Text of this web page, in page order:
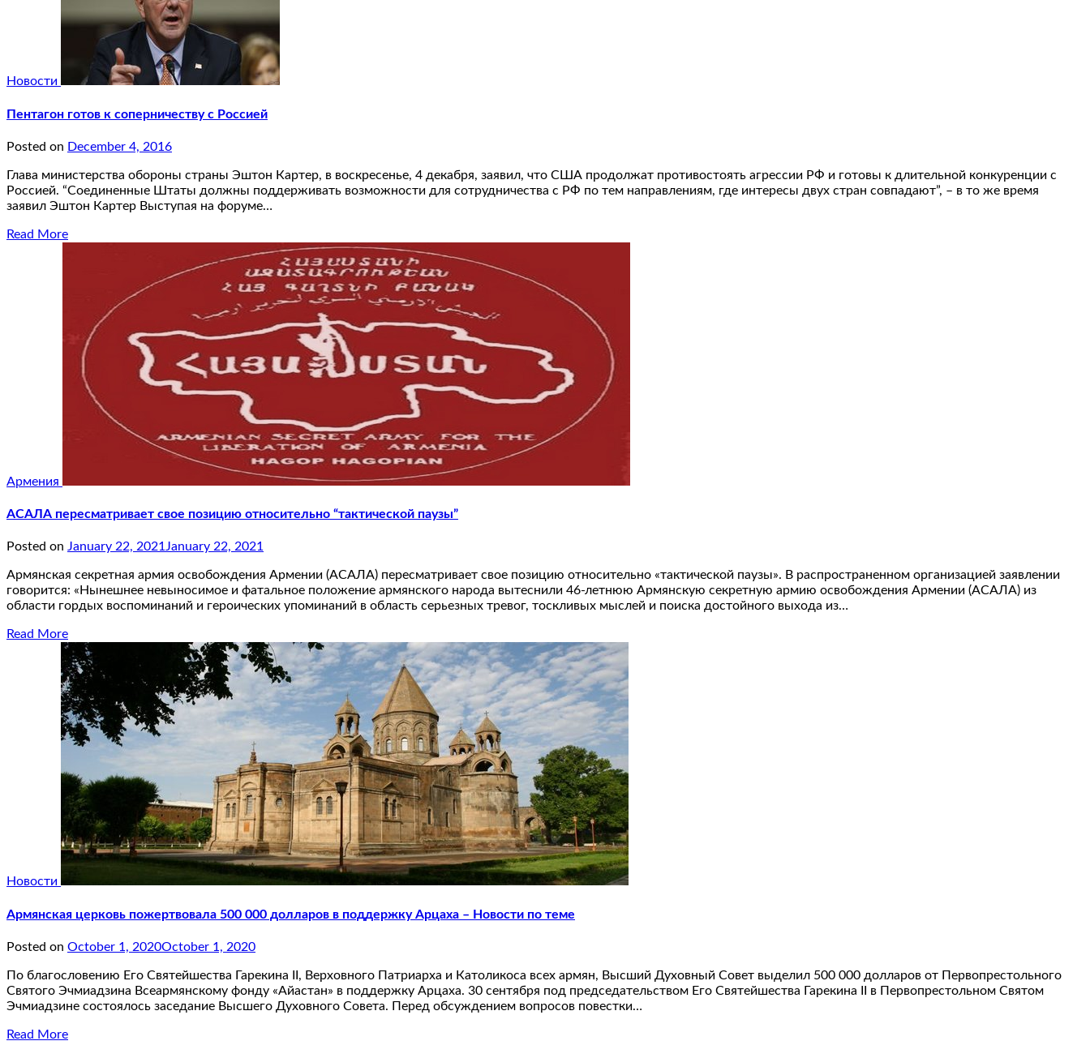
Новости
Пентагон готов к соперничеству с Россией
Posted on December 4, 2016
Глава министерства обороны страны Эштон Картер, в воскресенье, 4 декабря, заявил, что США продолжат противостоять агрессии РФ и готовы к длительной конкуренции с
Россией. “Соединенные Штаты должны поддерживать возможности для сотрудничества с РФ по тем направлениям, где интересы двух стран совпадают”, – в то же время
заявил Эштон Картер Выступая на форуме…
Read More
Армения
АСАЛА пересматривает свое позицию относительно “тактической паузы”
Posted on January 22, 2021January 22, 2021
Армянская секретная армия освобождения Армении (АСАЛА) пересматривает свое позицию относительно «тактической паузы». В распространенном организацией заявлении
говорится: «Нынешнее невыносимое и фатальное положение армянского народа вытеснили 46-летнюю Армянскую секретную армию освобождения Армении (АСАЛА) из
области гордых воспоминаний и героических упоминаний в область серьезных тревог, тоскливых мыслей и поиска достойного выхода из…
Read More
Новости
Армянская церковь пожертвовала 500 000 долларов в поддержку Арцаха – Новости по теме
Posted on October 1, 2020October 1, 2020
По благословению Его Святейшества Гарекина II, Верховного Патриарха и Католикоса всех армян, Высший Духовный Совет выделил 500 000 долларов от Первопрестольного
Святого Эчмиадзина Всеармянскому фонду «Айастан» в поддержку Арцаха. 30 сентября под председательством Его Святейшества Гарекина II в Первопрестольном Святом
Эчмиадзине состоялось заседание Высшего Духовного Совета. Перед обсуждением вопросов повестки…
Read More